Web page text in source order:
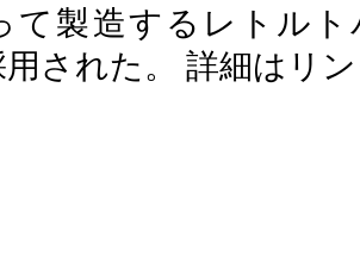
て製造するレトル
用された。 詳細はリ